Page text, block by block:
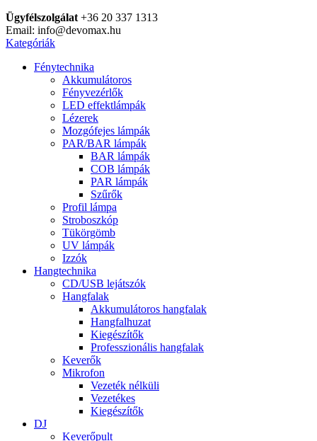
Ügyfélszolgálat +36 20 337 1313
Email: info@devomax.hu
Kategóriák
Fénytechnika
Akkumulátoros
Fényvezérlők
LED effektlámpák
Lézerek
Mozgófejes lámpák
PAR/BAR lámpák
BAR lámpák
COB lámpák
PAR lámpák
Szűrők
Profil lámpa
Stroboszkóp
Tükörgömb
UV lámpák
Izzók
Hangtechnika
CD/USB lejátszók
Hangfalak
Akkumulátoros hangfalak
Hangfalhuzat
Kiegészítők
Professzionális hangfalak
Keverők
Mikrofon
Vezeték nélküli
Vezetékes
Kiegészítők
DJ
Keverőpult